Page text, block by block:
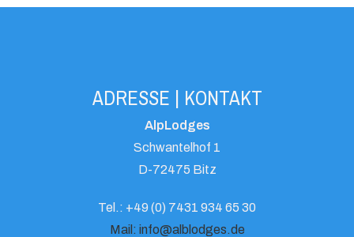
ADRESSE | KONTAKT
AlpLodges
Schwantelhof 1
D-72475 Bitz
Tel.: +49 (0) 7431 934 65 30
Mail: info@alblodges.de